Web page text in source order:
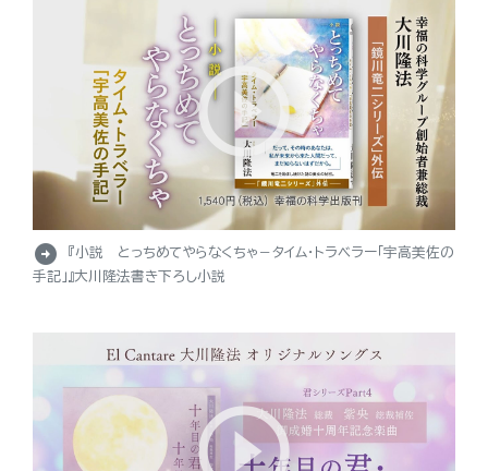
arrow_circle_right
『小説 とっちめてやらなくちゃ－タイム・トラベラー「宇高美佐の
手記」』大川隆法書き下ろし小説